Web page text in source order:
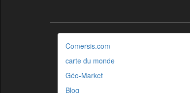
Comersis.com
carte du monde
Géo-Market
Blog